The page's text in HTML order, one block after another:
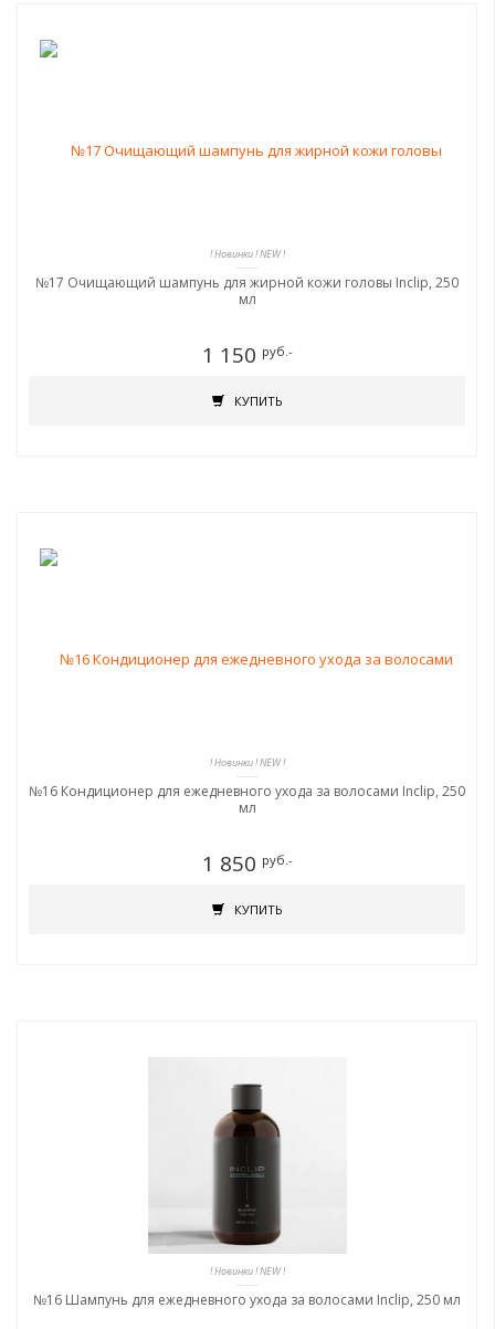
! Новинки ! NEW !
№17 Очищающий шампунь для жирной кожи головы Inclip, 250
мл
1 150 руб.-
КУПИТЬ
! Новинки ! NEW !
№16 Кондиционер для ежедневного ухода за волосами Inclip, 250
мл
1 850 руб.-
КУПИТЬ
! Новинки ! NEW !
№16 Шампунь для ежедневного ухода за волосами Inclip, 250 мл